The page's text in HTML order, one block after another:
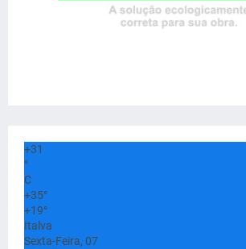
+31
°
C
+35°
+19°
Italva
Sexta-Feira, 07